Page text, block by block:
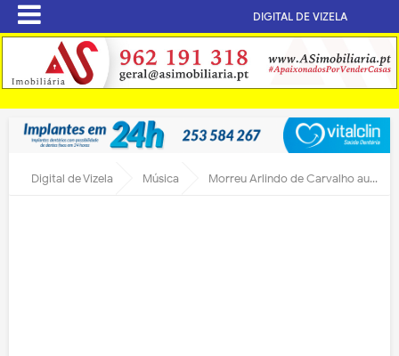
DIGITAL DE VIZELA
Digital de Vizela Música Morreu Arlindo de Carvalho autor da Canção de Vizela